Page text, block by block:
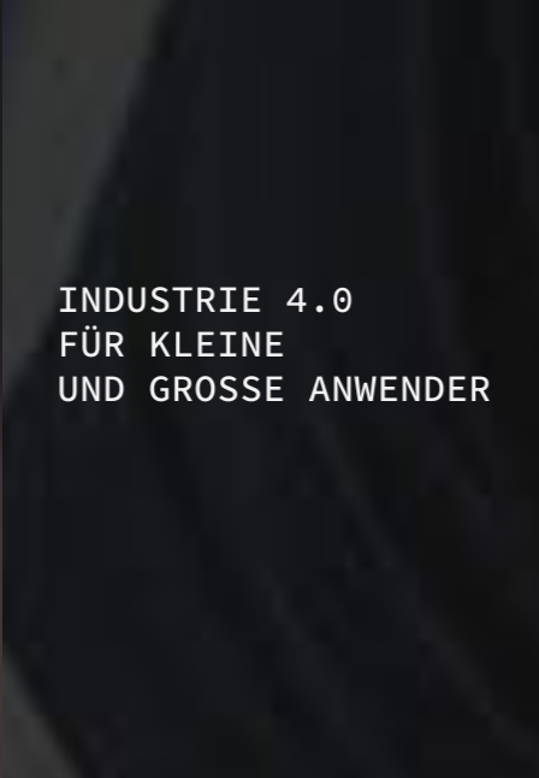
INDUSTRIE 4.0
FÜR KLEINE
UND GROSSE ANWENDER